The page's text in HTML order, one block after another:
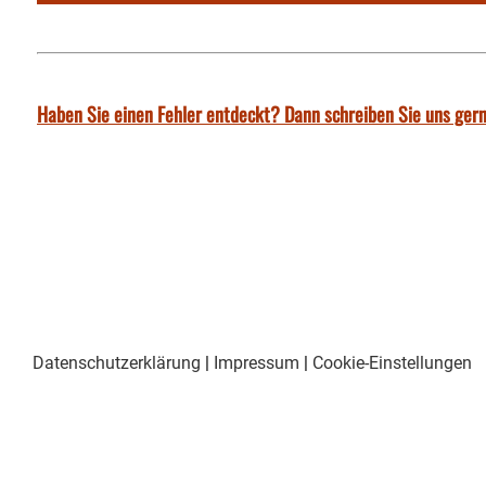
Haben Sie einen Fehler entdeckt? Dann schreiben Sie uns
Datenschutzerklärung | Impressum | Cookie-Einstellungen